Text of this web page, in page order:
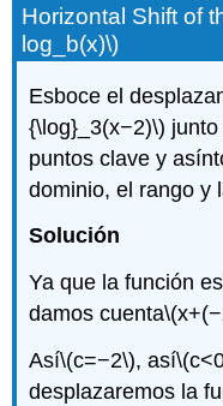
Horizontal Shift of
log_b(x)\)
Esboce el
{\log}_3(x−2)\)
puntos clave y
dominio, el rango y
Solución
Ya que la función es
damos cuenta
Así\(c=−2\), así
desplazaremos la